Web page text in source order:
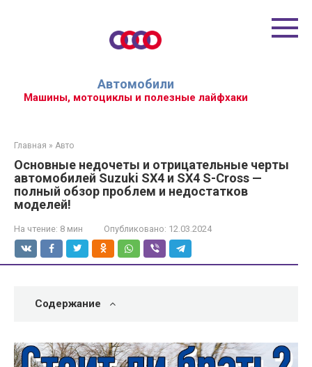
Автомобили
Машины, мотоциклы и полезные лайфхаки
Главная » Авто
Основные недочеты и отрицательные черты
автомобилей Suzuki SX4 и SX4 S-Cross —
полный обзор проблем и недостатков
моделей!
На чтение: 8 мин Опубликовано: 12.03.2024
Содержание